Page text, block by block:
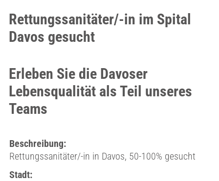
Rettungssanitäter/-in im Spital
Davos gesucht
Erleben Sie die Davoser
Lebensqualität als Teil unseres
Teams
Beschreibung:
Rettungssanitäter/-in in Davos, 50-100% gesucht
Stadt: